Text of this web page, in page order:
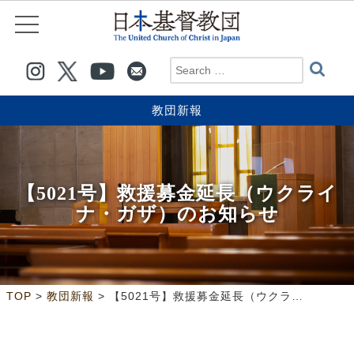
教団新報
【5021号】救援募金延長（ウクライ
ナ・ガザ）のお知らせ
TOP > 教団新報 > 【5021号】救援募金延長（ウクライナ・ガザ）のお知らせ